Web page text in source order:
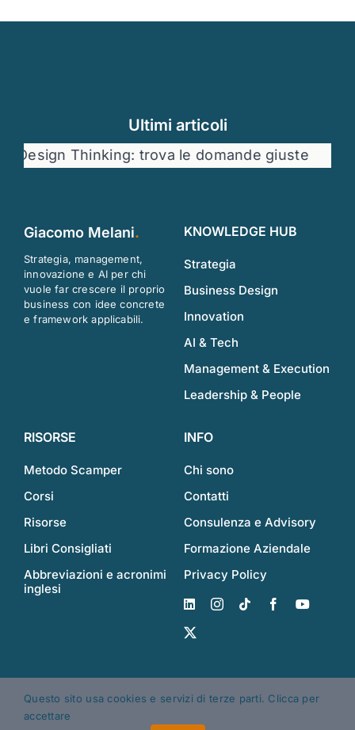
Ultimi articoli
Design Thinking: trova le domande giuste
Giacomo Melani.
Strategia, management,
innovazione e AI per chi
vuole far crescere il proprio
business con idee concrete
e framework applicabili.
KNOWLEDGE HUB
Strategia
Business Design
Innovation
AI & Tech
Management & Execution
Leadership & People
RISORSE
Metodo Scamper
Corsi
Risorse
Libri Consigliati
Abbreviazioni e acronimi
inglesi
INFO
Chi sono
Contatti
Consulenza e Advisory
Formazione Aziendale
Privacy Policy
Reserved | Powered by WordPress
Questo sito usa cookies e servizi di terze parti. Clicca per
accettare